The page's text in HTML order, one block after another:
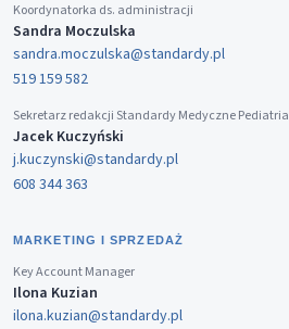
Koordynatorka ds. administracji
Sandra Moczulska
sandra.moczulska@standardy.pl
519 159 582
Sekretarz redakcji Standardy Medyczne Pediatria
Jacek Kuczyński
j.kuczynski@standardy.pl
608 344 363
MARKETING I SPRZEDAŻ
Key Account Manager
Ilona Kuzian
ilona.kuzian@standardy.pl